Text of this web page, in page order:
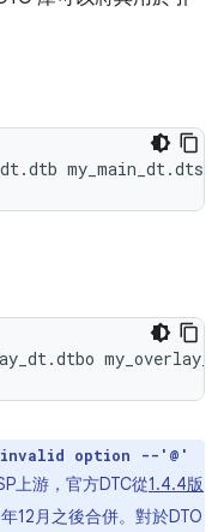
invalid option --'@'
上游，官方DTC從1.4.4版
12月之後合併。對於DTO